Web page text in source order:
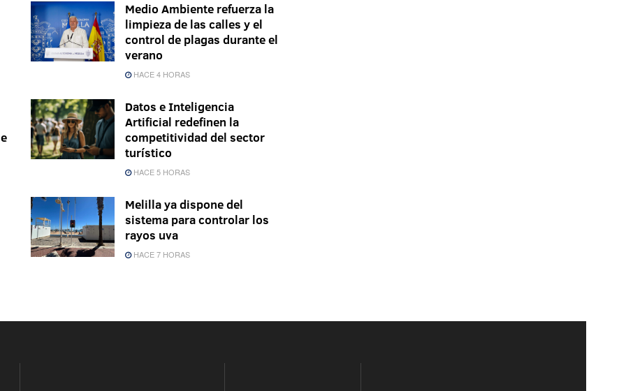
Medio Ambiente refuerza la
limpieza de las calles y el
control de plagas durante el
verano
HACE 4 HORAS
Datos e Inteligencia
Artificial redefinen la
competitividad del sector
turístico
HACE 5 HORAS
Melilla ya dispone del
sistema para controlar los
rayos uva
HACE 7 HORAS